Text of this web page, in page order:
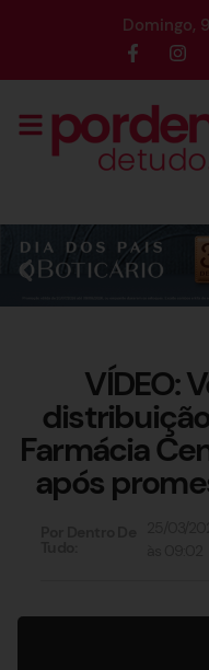
Domingo,
VÍDEO:
Farmácia
após